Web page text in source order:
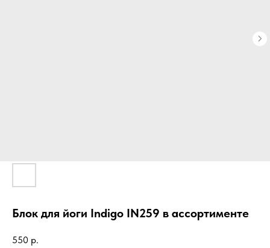
Блок для йоги Indigo IN259 в ассортименте
550 р.